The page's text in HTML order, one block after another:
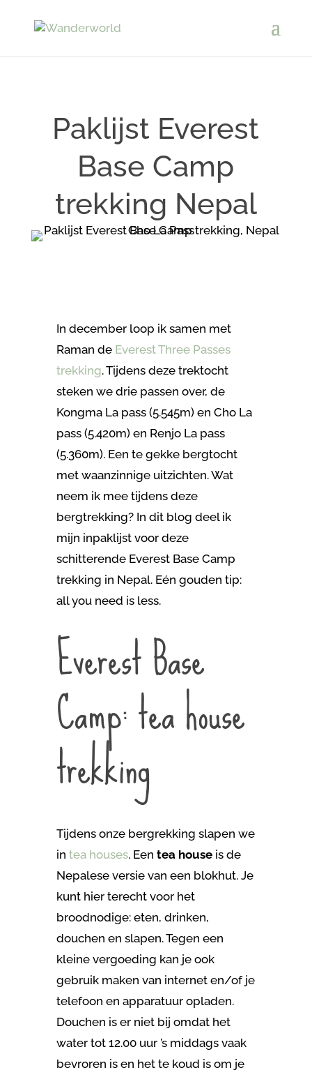
Paklijst Everest
Base Camp
trekking Nepal
In december loop ik samen met
Raman de Everest Three Passes
trekking. Tijdens deze trektocht
steken we drie passen over, de
Kongma La pass (5.545m) en Cho La
pass (5.420m) en Renjo La pass
(5.360m). Een te gekke bergtocht
met waanzinnige uitzichten. Wat
neem ik mee tijdens deze
bergtrekking? In dit blog deel ik
mijn inpaklijst voor deze
schitterende Everest Base Camp
trekking in Nepal. Eén gouden tip:
all you need is less.
Everest Base
Camp: tea house
trekking
Tijdens onze bergrekking slapen we
in tea houses. Een tea houseis de
Nepalese versie van een blokhut. Je
kunt hier terecht voor het
broodnodige: eten, drinken,
douchen en slapen. Tegen een
kleine vergoeding kan je ook
gebruik maken van internet en/of je
telefoon en apparatuur opladen.
Douchen is er niet bij omdat het
water tot 12.00 uur ’s middags vaak
bevroren is en het te koud is om je